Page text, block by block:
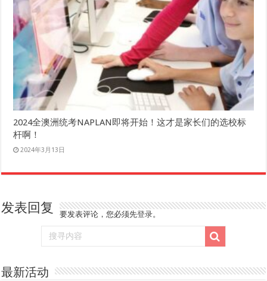
2024全澳洲统考NAPLAN即将开始！这才是家长们的选校标
杆啊！
2024年3月13日
发表回复 要发表评论，您必须先登录。
最新活动